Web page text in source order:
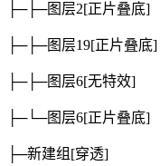
├─├─图层2[正片叠底]
├─├─图层19[正片叠底]
├─├─图层6[无特效]
├─└─图层6[正片叠底]
├─新建组 [穿透]